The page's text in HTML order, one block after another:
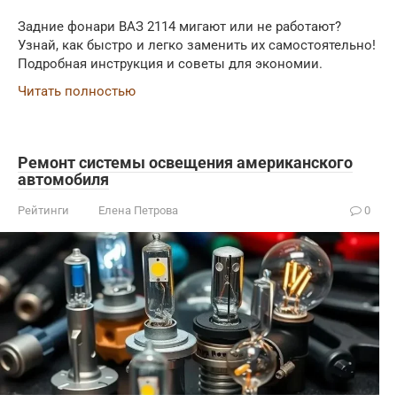
Задние фонари ВАЗ 2114 мигают или не работают?
Узнай, как быстро и легко заменить их самостоятельно!
Подробная инструкция и советы для экономии.
Читать полностью
Ремонт системы освещения американского
автомобиля
Рейтинги Елена Петрова 0